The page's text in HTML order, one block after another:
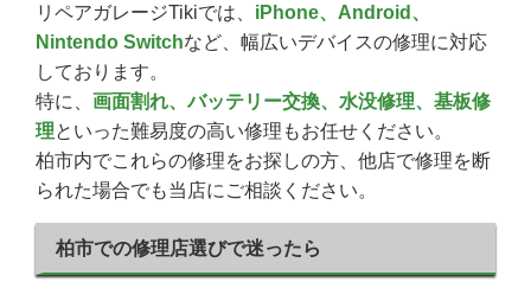
リペアガレージTikiでは、 iPhone、Android、
Nintendo Switchなど、幅広いデバイスの修理に対応
しております。
特に、 画面割れ、バッテリー交換、水没修理、基板修
理といった難易度の高い修理もお任せください。
柏市内でこれらの修理をお探しの方、他店で修理を断
られた場合でも当店にご相談ください。
柏市での修理店選びで迷ったら